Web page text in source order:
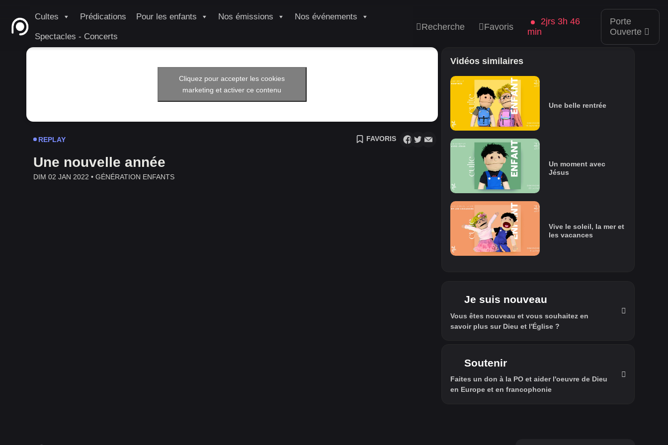
Cultes Prédications Pour les enfants Nos émissions Nos événements
Spectacles - Concerts
Recherche Favoris
2jrs 3h 46
min
Porte
Ouverte
Cliquez pour accepter les cookies
marketing et activer ce contenu
REPLAY FAVORIS
Une nouvelle année
DIM 02 JAN 2022 • GÉNÉRATION ENFANTS
Vidéos similaires
Une belle rentrée
Un moment avec
Jésus
Vive le soleil, la mer et
les vacances
Je suis nouveau
Vous êtes nouveau et vous souhaitez en
savoir plus sur Dieu et l'Église ?
Soutenir
Faites un don à la PO et aider l'oeuvre de Dieu
en Europe et en francophonie